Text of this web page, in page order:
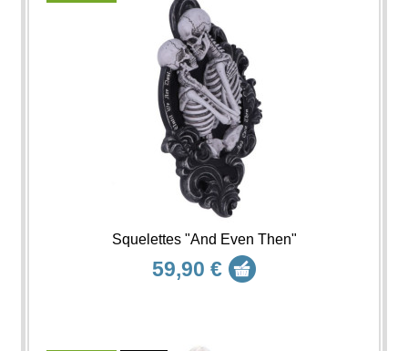
Squelettes "And Even Then"
59,90 €